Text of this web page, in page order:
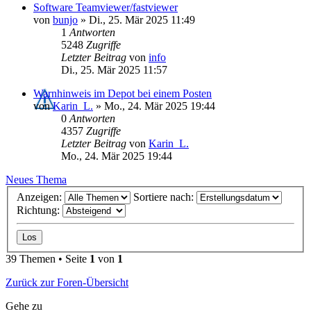
Software Teamviewer/fastviewer
von bunjo » Di., 25. Mär 2025 11:49
1 Antworten
5248 Zugriffe
Letzter Beitrag von info
Di., 25. Mär 2025 11:57
Warnhinweis im Depot bei einem Posten
vonKarin_L. » Mo., 24. Mär 2025 19:44
0 Antworten
4357 Zugriffe
Letzter Beitrag von Karin_L.
Mo., 24. Mär 2025 19:44
Neues Thema
Anzeigen:
Sortiere nach:
Richtung:
39 Themen • Seite 1 von 1
Zurück zur Foren-Übersicht
Gehe zu